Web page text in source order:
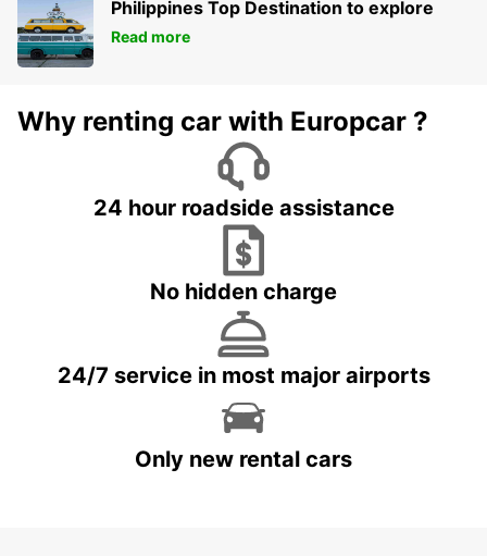
Philippines Top Destination to explore
Read more
Why renting car with Europcar ?
24 hour roadside assistance
No hidden charge
24/7 service in most major airports
Only new rental cars